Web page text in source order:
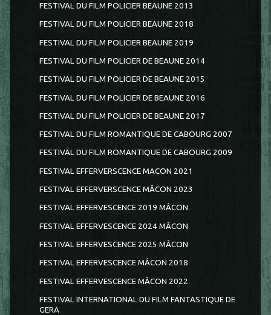
FESTIVAL DU FILM POLICIER BEAUNE 2013
FESTIVAL DU FILM POLICIER BEAUNE 2018
FESTIVAL DU FILM POLICIER BEAUNE 2019
FESTIVAL DU FILM POLICIER DE BEAUNE 2014
FESTIVAL DU FILM POLICIER DE BEAUNE 2015
FESTIVAL DU FILM POLICIER DE BEAUNE 2016
FESTIVAL DU FILM POLICIER DE BEAUNE 2017
FESTIVAL DU FILM ROMANTIQUE DE CABOURG 2007
FESTIVAL DU FILM ROMANTIQUE DE CABOURG 2009
FESTIVAL EFFERVERSCENCE MACON 2021
FESTIVAL EFFERVERSCENCE MÂCON 2023
FESTIVAL EFFERVESCENCE 2019 MÂCON
FESTIVAL EFFERVESCENCE 2024 MÂCON
FESTIVAL EFFERVESCENCE 2025 MÂCON
FESTIVAL EFFERVESCENCE MÂCON 2018
FESTIVAL EFFERVESCENCE MÂCON 2022
FESTIVAL INTERNATIONAL DU FILM FANTASTIQUE DE
GERA